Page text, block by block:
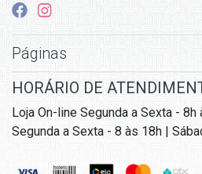
Páginas
HORÁRIO DE
Loja On-line Segunda a Sexta -
Segunda a Sexta - 8 às 18h |